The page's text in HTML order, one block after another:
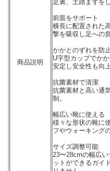
商品説明
足裏、土踏まずを
前面をサポート
横長に配置された
撃を吸収し足への
かかとのずれを防
U字型カップでか
安定し安全性も向上
抗菌素材で清潔
抗菌素材と高い通
制。
幅広い靴に使える
様々な形状の靴に
フやウォーキング
サイズ調整可能
23〜28cmの幅広
ットができるガイ